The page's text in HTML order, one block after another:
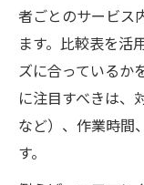
者ごとのサービス
ます。比較表を活
ズに合っているか
に注目すべきは、
など）、作業時間
す。